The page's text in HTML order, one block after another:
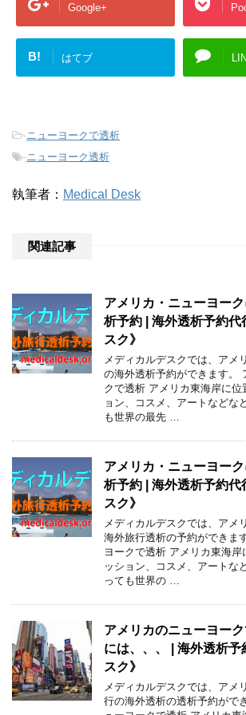
Google+
B! はてブ
-ニューヨークで透析
-ニューヨーク透析
執筆者： Medical Desk
関連記事
アメリカ・ニューヨー
析予約 | 海外透析予約
スク》
メディカルデスクでは、アメ
の海外透析予約ができます。
クで透析 アメリカ東海岸に位
ョン、コスメ、アートなどな
も世界の最先 …
アメリカ・ニューヨー
析予約 | 海外透析予約
スク》
メディカルデスクでは、アメ
海外旅行透析の予約ができま
ヨークで透析 アメリカ東海
ッション、コスメ、アートな
っても世界の …
アメリカのニューヨー
には、、、 | 海外透析
スク》
メディカルデスクでは、アメ
行の海外透析の透析予約がで